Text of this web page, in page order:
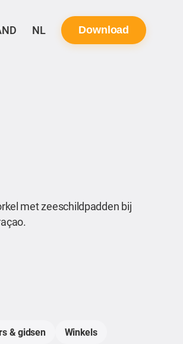
NL Download
met zeeschildpadden bij
& gidsen Winkels